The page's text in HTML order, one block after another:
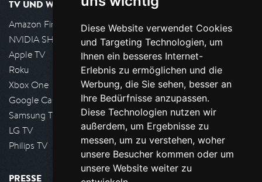
Diese Website verwendet Cookies
und Targeting Technologien, um
Ihnen ein besseres Internet-
Erlebnis zu ermöglichen und die
Werbung, die Sie sehen, besser an
Ihre Bedürfnisse anzupassen.
Diese Technologien nutzen wir
außerdem, um Ergebnisse zu
messen, um zu verstehen, woher
unsere Besucher kommen oder um
unsere Website weiter zu
TV UND WOHNZIMMER
Amazon FireTV
NVIDIA SHIELD, Google TV
Apple TV
Roku
Xbox One
Google Cast
Samsung TV
LG TV
Philips TV
PRESSE